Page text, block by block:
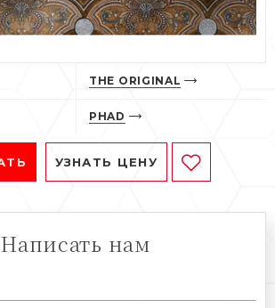
THE ORIGINAL
PHAD
УЗНАТЬ ЦЕНУ
Написать нам